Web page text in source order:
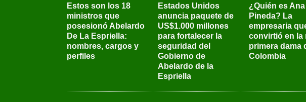
Estos son los 18
ministros que
posesionó Abelardo
De La Espriella:
nombres, cargos y
perfiles
Estados Unidos
anuncia paquete de
US$1.000 millones
para fortalecer la
seguridad del
Gobierno de
Abelardo de la
Espriella
¿Quién es
Pineda? La
empresaria
convirtió en la
primera dama
Colombia